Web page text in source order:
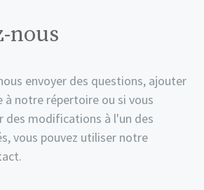
nous
envoyer des questions, ajouter
à notre répertoire ou si vous
des modifications à l'un des
vous pouvez utiliser notre